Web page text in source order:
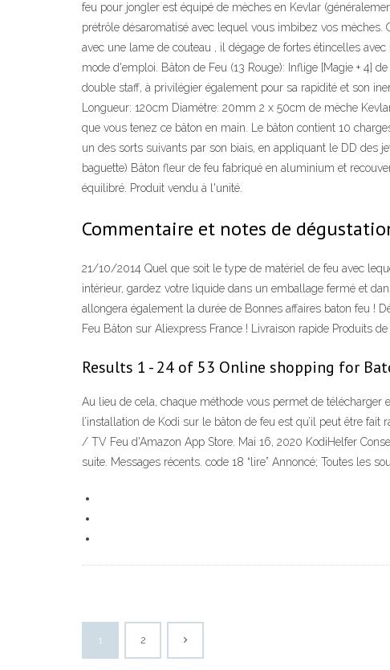
feu pour jongler est équipé de mèches en Kevlar
prétrôle désaromatisé avec lequel vous imbibez vos
avec une lame de couteau , il dégage de fortes étincelles
mode d'emploi. Bâton de Feu (13 Rouge): Inflige [Magie + 4]
double staff, à privilégier également pour sa rapidité et son
Longueur: 120cm Diamètre: 20mm 2 x 50cm de mèche
que vous tenez ce bâton en main. Le bâton contient 10
un des sorts suivants par son biais, en appliquant le DD des
baguette) Bâton fleur de feu fabriqué en aluminium et
équilibré. Produit vendu à l'unité.
Commentaire et notes de
21/10/2014 Quel que soit le type de matériel de feu avec
intérieur, gardez votre liquide dans un emballage fermé et
allongera également la durée de Bonnes affaires baton feu !
Feu Bâton sur Aliexpress France ! Livraison rapide Produits
Results 1 - 24 of 53 Online shopping for
Au lieu de cela, chaque méthode vous permet de télécharger
l’installation de Kodi sur le bâton de feu est qu’il peut être
/ TV Feu d'Amazon App Store. Mai 16, 2020 KodiHelfer
suite. Messages récents. code 18 “lire” Annoncé; Toutes les
1 2